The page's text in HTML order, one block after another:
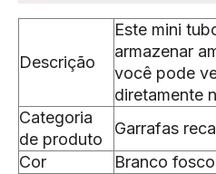
Descrição
Este mini
armazenar
você pode
diretamente
Categoria
de produto
Garrafas
Cor
Branco